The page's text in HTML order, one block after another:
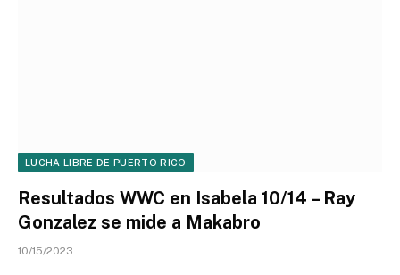
LUCHA LIBRE DE PUERTO RICO
Resultados WWC en Isabela 10/14 – Ray
Gonzalez se mide a Makabro
10/15/2023